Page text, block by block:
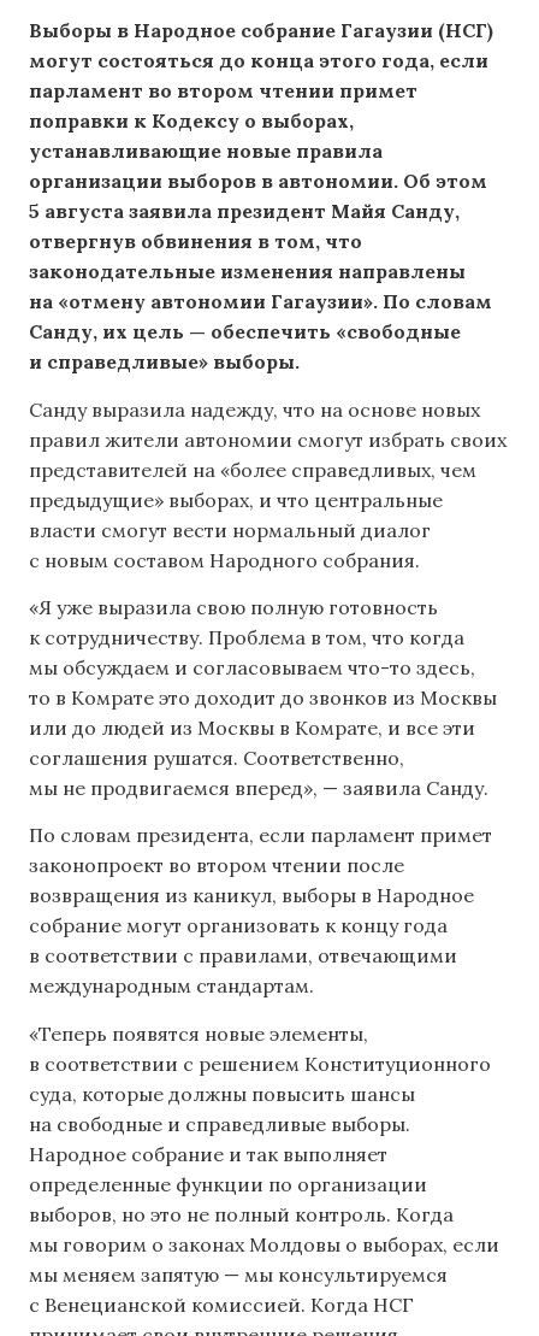
Выборы в Народное собрание Гагаузии (НСГ)
могут состояться до конца этого года, если
парламент во втором чтении примет
поправки к Кодексу о выборах,
устанавливающие новые правила
организации выборов в автономии. Об этом
5 августа заявила президент Майя Санду,
отвергнув обвинения в том, что
законодательные изменения направлены
на «отмену автономии Гагаузии». По словам
Санду, их цель — обеспечить «свободные
и справедливые» выборы.
Санду выразила надежду, что на основе новых
правил жители автономии смогут избрать своих
представителей на «более справедливых, чем
предыдущие» выборах, и что центральные
власти смогут вести нормальный диалог
с новым составом Народного собрания.
«Я уже выразила свою полную готовность
к сотрудничеству. Проблема в том, что когда
мы обсуждаем и согласовываем что-то здесь,
то в Комрате это доходит до звонков из Москвы
или до людей из Москвы в Комрате, и все эти
соглашения рушатся. Соответственно,
мы не продвигаемся вперед», — заявила Санду.
По словам президента, если парламент примет
законопроект во втором чтении после
возвращения из каникул, выборы в Народное
собрание могут организовать к концу года
в соответствии с правилами, отвечающими
международным стандартам.
«Теперь появятся новые элементы,
в соответствии с решением Конституционного
суда, которые должны повысить шансы
на свободные и справедливые выборы.
Народное собрание и так выполняет
определенные функции по организации
выборов, но это не полный контроль. Когда
мы говорим о законах Молдовы о выборах, если
мы меняем запятую — мы консультируемся
с Венецианской комиссией. Когда НСГ